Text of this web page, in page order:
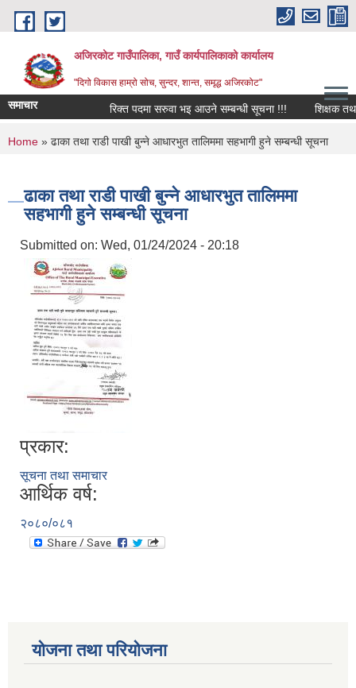
Skip to main content
अजिरकोट गाउँपालिका, गाउँ कार्यपालिकाको कार्यालय
"दिगो विकास हाम्रो सोच, सुन्दर, शान्त, समृद्ध अजिरकोट"
समाचार रिक्त पदमा सरुवा भइ आउने सम्बन्धी सूचना !!! शिक्षक तथा
You are here
Home » ढाका तथा राडी पाखी बुन्ने आधारभुत तालिममा सहभागी हुने सम्बन्धी सूचना
ढाका तथा राडी पाखी बुन्ने आधारभुत तालिममा
सहभागी हुने सम्बन्धी सूचना
Submitted on: Wed, 01/24/2024 - 20:18
प्रकार:
सूचना तथा समाचार
आर्थिक वर्ष:
२०८०/०८१
योजना तथा परियोजना